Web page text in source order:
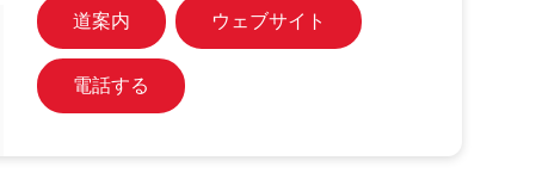
道案内 ウェブサイト
電話する